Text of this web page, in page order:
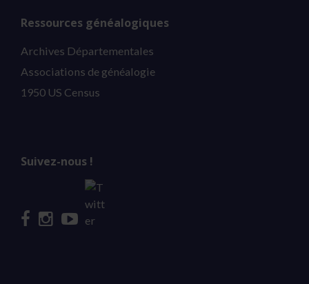
Ressources généalogiques
Archives Départementales
Associations de généalogie
1950 US Census
Suivez-nous !